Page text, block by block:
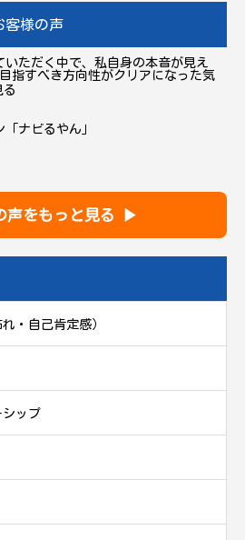
客様の声
ただく中で、私自身の本音が見え
指すべき方向性がクリアになった気
る
ナビるやん」
声をもっと見る ▶
・自己肯定感）
シップ